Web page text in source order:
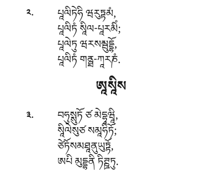
༢. པཱལིཏེཧིཝརུཏྟམཾ,
པཱལིཏཾ སཱིལ-པཱརམིཾ;
པཱལེཏུ ཝརསམྦུདྡྷོ,
པཱལིཏཾ གནྠ-ཀཱརཎཾ.
ཨཱསཱིས
༣. བཧུསྶུཏོཙ མེདྷཱཝཱི,
སཱིལེསུཙ སམཱཧིཏོ;
ཙེཏོསམཐཱནུཡུཏྟོ,